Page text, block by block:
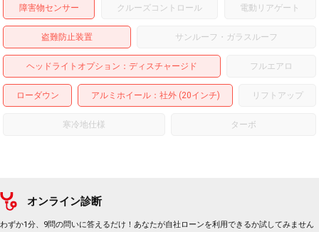
障害物センサー クルーズコントロール 電動リアゲート
盗難防止装置 サンルーフ・ガラスルーフ
ヘッドライトオプション ディスチャージド フルエアロ
ローダウン アルミホイール：社外 (20インチ) リフトアップ
寒冷地仕様 ターボ
オンライン診断
わずか1分、9問の問いに答えるだけ！あなたが自社ローンを利用できるか試してみません